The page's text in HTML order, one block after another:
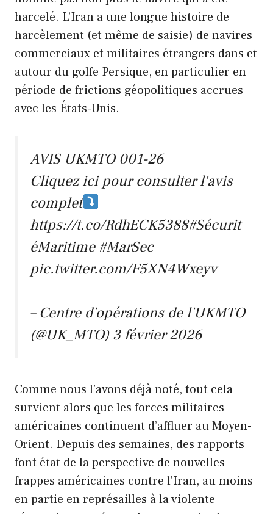
harcelé. L’Iran a une longue histoire de
harcèlement (et même de saisie) de navires
commerciaux et militaires étrangers dans et
autour du golfe Persique, en particulier en
période de frictions géopolitiques accrues
avec les États-Unis.
AVIS UKMTO 001-26
Cliquez ici pour consulter l'avis
complet
https://t.co/RdhECK5388#Sécurit
éMaritime #MarSec
pic.twitter.com/F5XN4Wxeyv
– Centre d'opérations de l'UKMTO
(@UK_MTO)3 février 2026
Comme nous l’avons déjà noté, tout cela
survient alors que les forces militaires
américaines continuent d’affluer au Moyen-
Orient. Depuis des semaines, des rapports
font état de la perspective de nouvelles
frappes américaines contre l'Iran, au moins
en partie en représailles à la violente